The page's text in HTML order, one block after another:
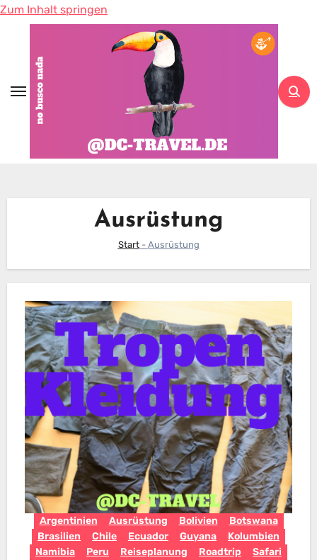
Zum Inhalt springen
Ausrüstung
Start- Ausrüstung
Argentinien Ausrüstung Bolivien
Botswana
Brasilien
Chile Ecuador Guyana
Kolumbien
Namibia
Peru Reiseplanung Roadtrip
Safari